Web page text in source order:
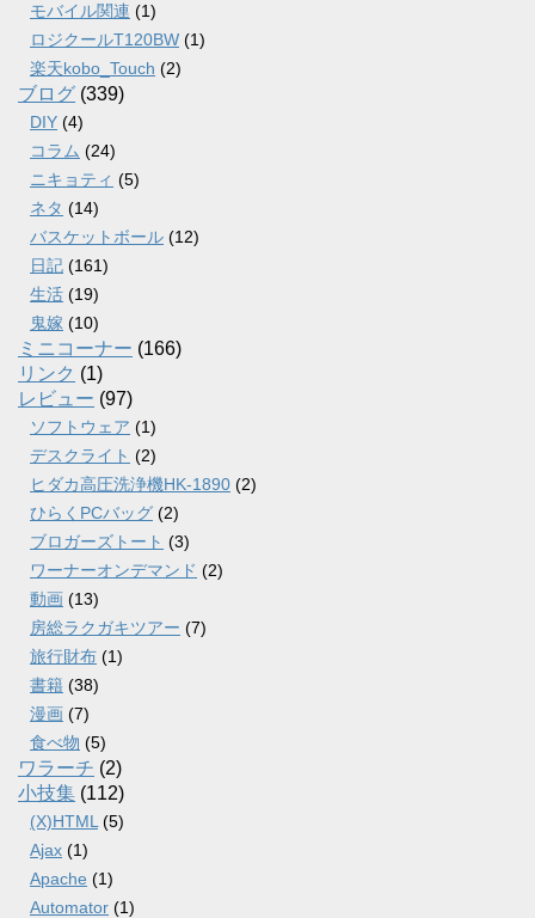
モバイル関連 (1)
ロジクールT120BW (1)
楽天kobo_Touch (2)
ブログ (339)
DIY (4)
コラム (24)
ニキョティ (5)
ネタ (14)
バスケットボール (12)
日記 (161)
生活 (19)
鬼嫁 (10)
ミニコーナー (166)
リンク (1)
レビュー (97)
ソフトウェア (1)
デスクライト (2)
ヒダカ高圧洗浄機HK-1890 (2)
ひらくPCバッグ (2)
ブロガーズトート (3)
ワーナーオンデマンド (2)
動画 (13)
房総ラクガキツアー (7)
旅行財布 (1)
書籍 (38)
漫画 (7)
食べ物 (5)
ワラーチ (2)
小技集 (112)
(X)HTML (5)
Ajax (1)
Apache (1)
Automator (1)